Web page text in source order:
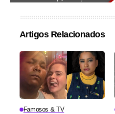
Artigos Relacionados
Famosos & TV